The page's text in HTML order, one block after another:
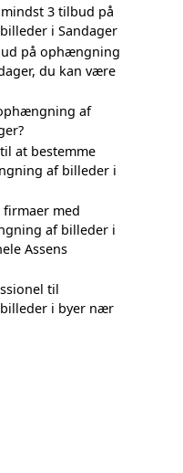
3 tilbud på
i Sandager
på ophængning
du kan være
af
at bestemme
af billeder i
firmaer med
af billeder i
Assens
til
i byer nær